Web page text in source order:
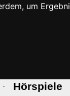
um
· Hörspiele